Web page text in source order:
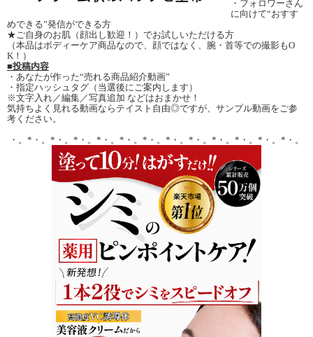
・フォロワーさん
に向けて“おすす
めできる”発信ができる方
★ご自身のお肌（顔出し歓迎！）でお試しいただける方
（本品はボディーケア商品なので、顔ではなく、腕・首等での撮影もO
K！）
■投稿内容
・あなたが作った“売れる商品紹介動画”
・指定ハッシュタグ（当選後にご案内します）
※文字入れ／編集／写真追加 などはおまかせ！
気持ちよく見れる動画ならテイスト自由◎ですが、サンプル動画をご参
考ください。
・。*・。*・。*・。*・。*・。*・。*・。*・。*・。*・。*・。*・。